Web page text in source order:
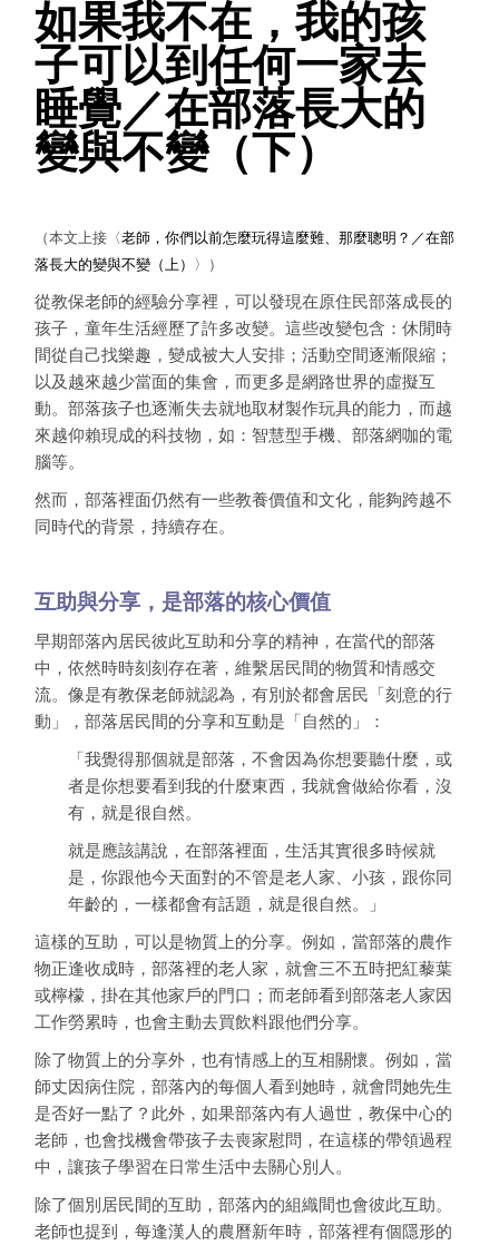
如果我不在，我的孩
子可以到任何一家去
睡覺／在部落長大的
變與不變（下）
（本文上接〈老師，你們以前怎麼玩得這麼難、那麼聰明？／在部
落長大的變與不變（上）
〉）
從教保老師的經驗分享裡，可以發現在原住民部落成長的
孩子，童年生活經歷了許多改變。這些改變包含：休閒時
間從自己找樂趣，變成被大人安排；活動空間逐漸限縮；
以及越來越少當面的集會，而更多是網路世界的虛擬互
動。部落孩子也逐漸失去就地取材製作玩具的能力，而越
來越仰賴現成的科技物，如：智慧型手機、部落網咖的電
腦等。
然而，部落裡面仍然有一些教養價值和文化，能夠跨越不
同時代的背景，持續存在。
互助與分享，是部落的核心價值
早期部落內居民彼此互助和分享的精神，在當代的部落
中，依然時時刻刻存在著，維繫居民間的物質和情感交
流。像是有教保老師就認為，有別於都會居民「刻意的行
動」，部落居民間的分享和互動是「自然的」：
「我覺得那個就是部落，不會因為你想要聽什麼，或
者是你想要看到我的什麼東西，我就會做給你看，沒
有，就是很自然。
就是應該講說，在部落裡面，生活其實很多時候就
是，你跟他今天面對的不管是老人家、小孩，跟你同
年齡的，一樣都會有話題，就是很自然。」
這樣的互助，可以是物質上的分享。例如，當部落的農作
物正逢收成時，部落裡的老人家，就會三不五時把紅藜葉
或檸檬，掛在其他家戶的門口；而老師看到部落老人家因
工作勞累時，也會主動去買飲料跟他們分享。
除了物質上的分享外，也有情感上的互相關懷。例如，當
師丈因病住院，部落內的每個人看到她時，就會問她先生
是否好一點了？此外，如果部落內有人過世，教保中心的
老師，也會找機會帶孩子去喪家慰問，在這樣的帶領過程
中，讓孩子學習在日常生活中去關心別人。
除了個別居民間的互助，部落內的組織間也會彼此互助。
老師也提到，每逢漢人的農曆新年時，部落裡有個隱形的